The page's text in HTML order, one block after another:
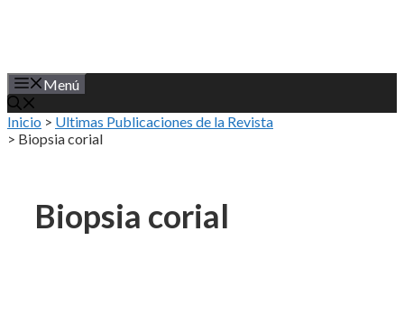
Menú
Inicio > Ultimas Publicaciones de la Revista
> Biopsia corial
Biopsia corial